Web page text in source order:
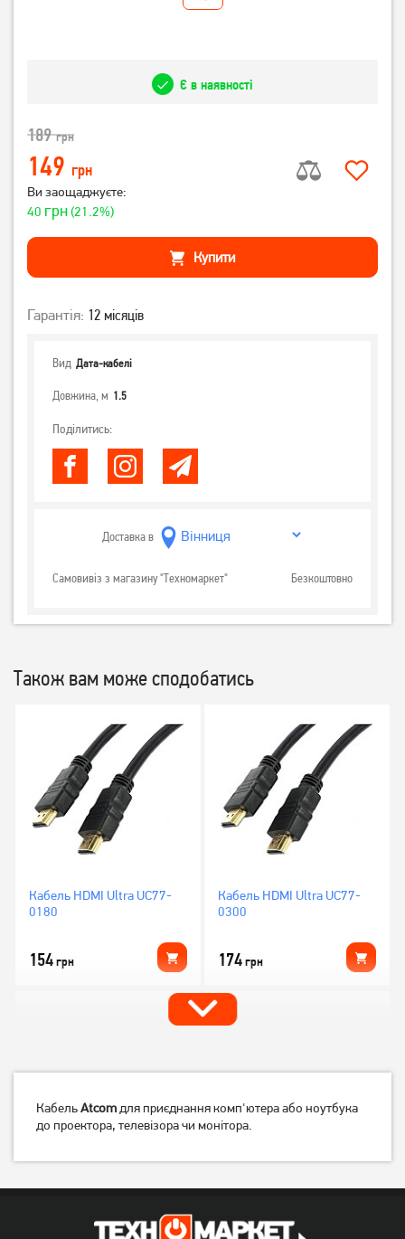
Є в наявності
189грн
149 грн
Ви заощаджуєте:
40 грн(21.2%)
Купити
Гарантія: 12 місяців
Вид Дата-кабелі
Довжина, м 1.5
Поділитись:
Доставка в
Самовивіз з магазину "Техномаркет" Безкоштовно
Також вам може сподобатись
Кабель HDMI Ultra UC77-
0180
154грн
Кабель HDMI Ultra UC77-
0300
174грн
КабельAtcomдля приєднання комп'ютера або ноутбука
до проектора, телевізора чи монітора.